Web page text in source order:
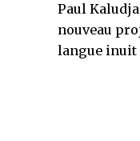
Paul
nouveau
langue inuit